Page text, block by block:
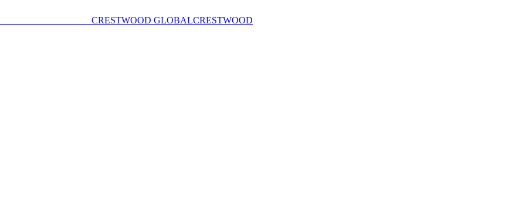
CRESTWOOD GLOBALCRESTWOOD